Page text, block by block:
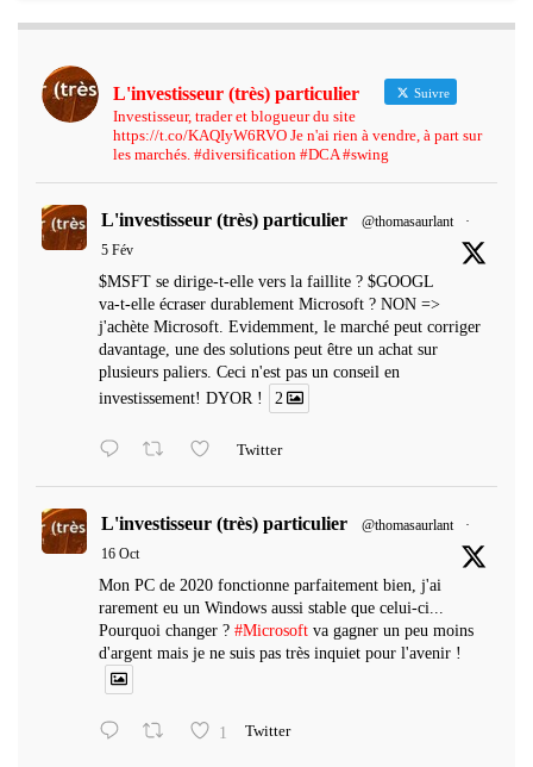
L'investisseur (très) particulier Suivre
Investisseur, trader et blogueur du site
https://t.co/KAQIyW6RVO Je n'ai rien à vendre, à part sur
les marchés. #diversification #DCA #swing
L'investisseur (très) particulier @thomasaurlant
·
5 Fév
$MSFT se dirige-t-elle vers la faillite ? $GOOGL
va-t-elle écraser durablement Microsoft ? NON =>
j'achète Microsoft. Evidemment, le marché peut corriger
davantage, une des solutions peut être un achat sur
plusieurs paliers. Ceci n'est pas un conseil en
investissement! DYOR !
2
Twitter
L'investisseur (très) particulier @thomasaurlant
·
16 Oct
Mon PC de 2020 fonctionne parfaitement bien, j'ai
rarement eu un Windows aussi stable que celui-ci...
Pourquoi changer ? #Microsoft va gagner un peu moins
d'argent mais je ne suis pas très inquiet pour l'avenir !
1 Twitter